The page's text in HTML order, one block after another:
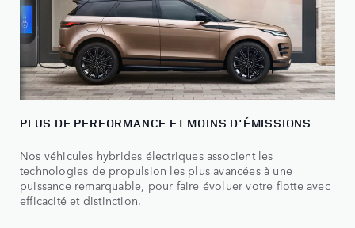
PLUS DE PERFORMANCE ET MOINS D'ÉMISSIONS
Nos véhicules hybrides électriques associent les
technologies de propulsion les plus avancées à une
puissance remarquable, pour faire évoluer votre flotte avec
efficacité et distinction.